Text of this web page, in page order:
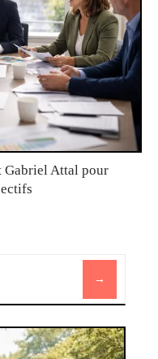
Gabriel Attal pour